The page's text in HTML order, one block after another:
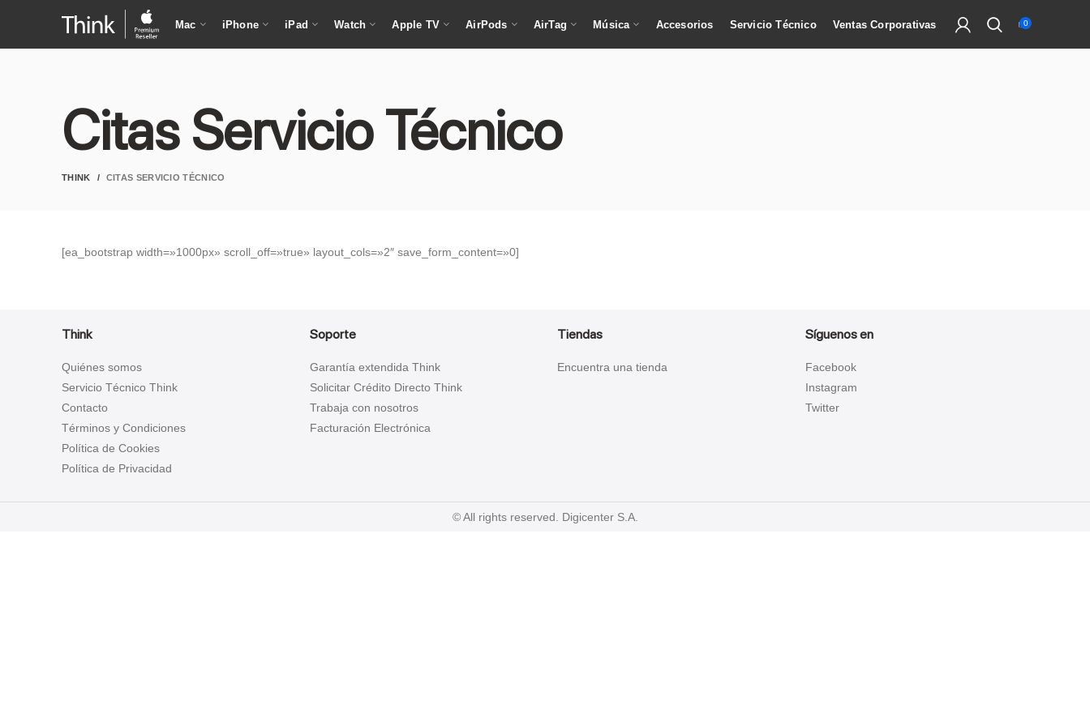
Mac iPhone iPad Watch Apple TV AirPods AirTag Música Accesorios Servicio Técnico Ventas Corporativas 0
Citas Servicio Técnico
THINK CITAS SERVICIO TÉCNICO
[ea_bootstrap width=»1000px» scroll_off=»true» layout_cols=»2″ save_form_content=»0]
Think
Quiénes somos
Servicio Técnico Think
Contacto
Términos y Condiciones
Política de Cookies
Política de Privacidad
Soporte
Garantía extendida Think
Solicitar Crédito Directo Think
Trabaja con nosotros
Facturación Electrónica
Tiendas
Encuentra una tienda
Síguenos en
Facebook
Instagram
Twitter
© All rights reserved. Digicenter S.A.